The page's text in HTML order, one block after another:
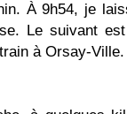
À 9h54, je
Le suivant
à Orsay-Ville.